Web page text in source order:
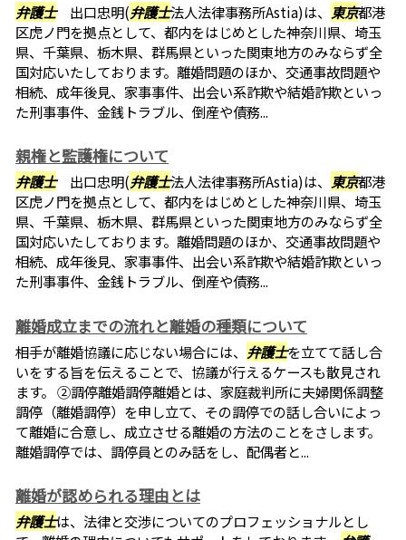
弁護士出口忠明(弁護士法人法律事務所Astia)は、 東京都港
区虎ノ門を拠点として、都内をはじめとした神奈川県、埼玉
県、千葉県、栃木県、群馬県といった関東地方のみならず全
国対応いたしております。離婚問題のほか、交通事故問題や
相続、成年後見、家事事件、出会い系詐欺や結婚詐欺といっ
た刑事事件、金銭トラブル、倒産や債務...
親権と監護権について
弁護士出口忠明(弁護士法人法律事務所Astia)は、 東京都港
区虎ノ門を拠点として、都内をはじめとした神奈川県、埼玉
県、千葉県、栃木県、群馬県といった関東地方のみならず全
国対応いたしております。離婚問題のほか、交通事故問題や
相続、成年後見、家事事件、出会い系詐欺や結婚詐欺といっ
た刑事事件、金銭トラブル、倒産や債務...
離婚成立までの流れと離婚の種類について
相手が離婚協議に応じない場合には、 弁護士を立てて話し合
いをする旨を伝えることで、協議が行えるケースも散見され
ます。 ②調停離婚調停離婚とは、家庭裁判所に夫婦関係調整
調停（離婚調停）を申し立て、その調停での話し合いによっ
て離婚に合意し、成立させる離婚の方法のことをさします。
離婚調停では、調停員とのみ話をし、配偶者と...
離婚が認められる理由とは
弁護士は、法律と交渉についてのプロフェッショナルとし